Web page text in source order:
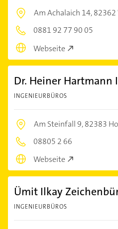
Am Achalaich 14,82362
0881 92 77 90 05
Webseite
Dr. Heiner Hartmann
INGENIEURBÜROS
Am Steinfall 9,82383
08805 2 66
Webseite
Ümit Ilkay
INGENIEURBÜROS